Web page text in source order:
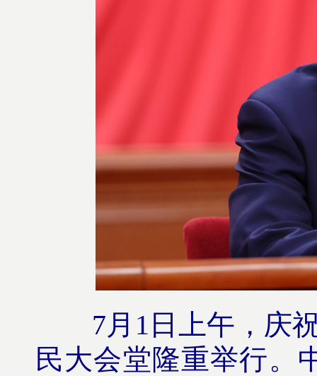
7月1日上午，庆
民大会堂隆重举行。